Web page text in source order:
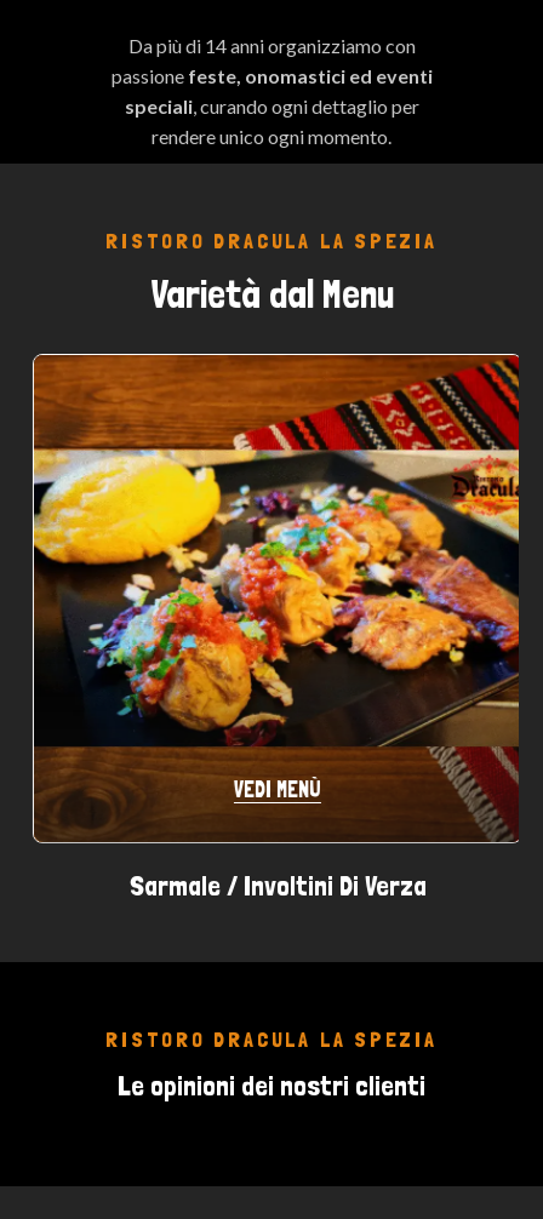
Da più di 14 anni organizziamo con
passione feste, onomastici ed eventi
speciali, curando ogni dettaglio per
rendere unico ogni momento.
RISTORO DRACULA LA SPEZIA
Varietà dal Menu
VEDI MENÙ
Sarmale / Involtini Di Verza
RISTORO DRACULA LA SPEZIA
Le opinioni dei nostri clienti